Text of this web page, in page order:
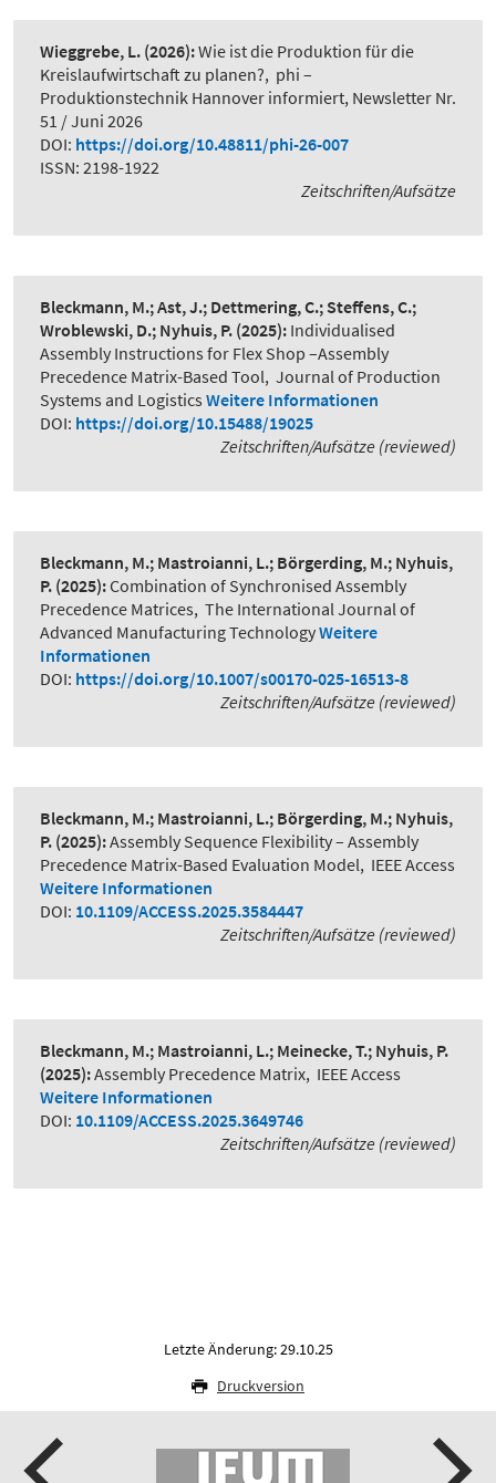
Wieggrebe, L. (2026):Wie ist die Produktion für die
Kreislaufwirtschaft zu planen?, phi –
Produktionstechnik Hannover informiert, Newsletter Nr.
51 / Juni 2026
DOI: https://doi.org/10.48811/phi-26-007
ISSN: 2198-1922
Zeitschriften/Aufsätze
Bleckmann, M.; Ast, J.; Dettmering, C.; Steffens, C.;
Wroblewski, D.; Nyhuis, P. (2025): Individualised
Assembly Instructions for Flex Shop –Assembly
Precedence Matrix-Based Tool, Journal of Production
Systems and Logistics Weitere Informationen
DOI: https://doi.org/10.15488/19025
Zeitschriften/Aufsätze (reviewed)
Bleckmann, M.; Mastroianni, L.; Börgerding, M.; Nyhuis,
P. (2025):Combination of Synchronised Assembly
Precedence Matrices, The International Journal of
Advanced Manufacturing TechnologyWeitere
Informationen
DOI: https://doi.org/10.1007/s00170-025-16513-8
Zeitschriften/Aufsätze (reviewed)
Bleckmann, M.; Mastroianni, L.; Börgerding, M.; Nyhuis,
P. (2025):Assembly Sequence Flexibility – Assembly
Precedence Matrix-Based Evaluation Model, IEEE Access
Weitere Informationen
DOI: 10.1109/ACCESS.2025.3584447
Zeitschriften/Aufsätze (reviewed)
Bleckmann, M.; Mastroianni, L.; Meinecke, T.; Nyhuis, P.
(2025):Assembly Precedence Matrix, IEEE Access
Weitere Informationen
DOI: 10.1109/ACCESS.2025.3649746
Zeitschriften/Aufsätze (reviewed)
Letzte Änderung: 29.10.25
Druckversion